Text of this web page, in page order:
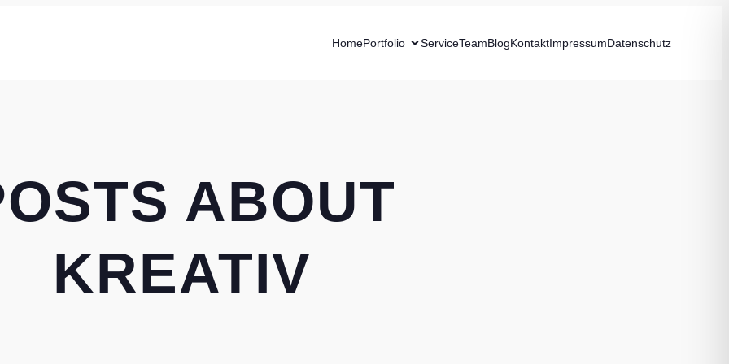
HomePortfolio ServiceTeamBlogKontaktImpressumDatenschutz
ABOUT
KREATIV